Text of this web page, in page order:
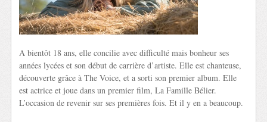
A bientôt 18 ans, elle concilie avec difficulté mais bonheur ses
années lycées et son début de carrière d’artiste. Elle est chanteuse,
découverte grâce à The Voice, et a sorti son premier album. Elle
est actrice et joue dans un premier film, La Famille Bélier.
L’occasion de revenir sur ses premières fois. Et il y en a beaucoup.